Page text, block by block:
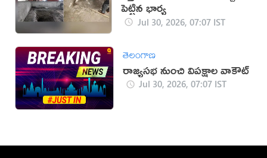
పెట్టిన భార్య
Jul 30, 2026, 07:07 IST
తెలంగాణ
రాజ్యసభ నుంచి విపక్షాల వాకౌట్
Jul 30, 2026, 07:07 IST